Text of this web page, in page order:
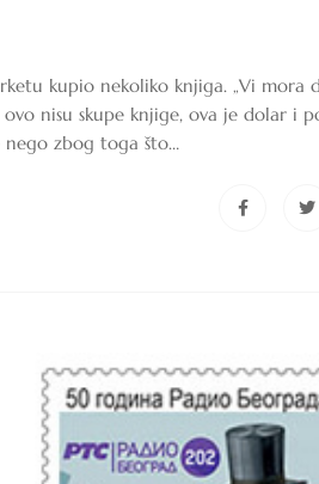
kupio nekoliko knjiga. „Vi mora
nisu skupe knjige, ova je dolar i
nego zbog toga što…